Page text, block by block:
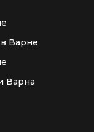
Варне
Варна